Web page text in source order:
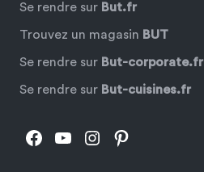
Se rendre sur But.fr
Trouvez un magasin BUT
Se rendre sur But-corporate.fr
Se rendre sur But-cuisines.fr
Facebook
YouTube
Instagram
Pinterest